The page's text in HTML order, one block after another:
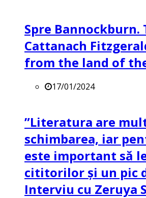
Spre Bannockburn.
Cattanach
from the land of
17/01/2024
”Literatura are
schimbarea, iar
este important să
cititorilor și un pic
Interviu cu Zeruya